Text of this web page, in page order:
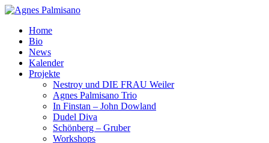
Home
Bio
News
Kalender
Projekte
Nestroy und DIE FRAU Weiler
Agnes Palmisano Trio
In Finstan – John Dowland
Dudel Diva
Schönberg – Gruber
Workshops